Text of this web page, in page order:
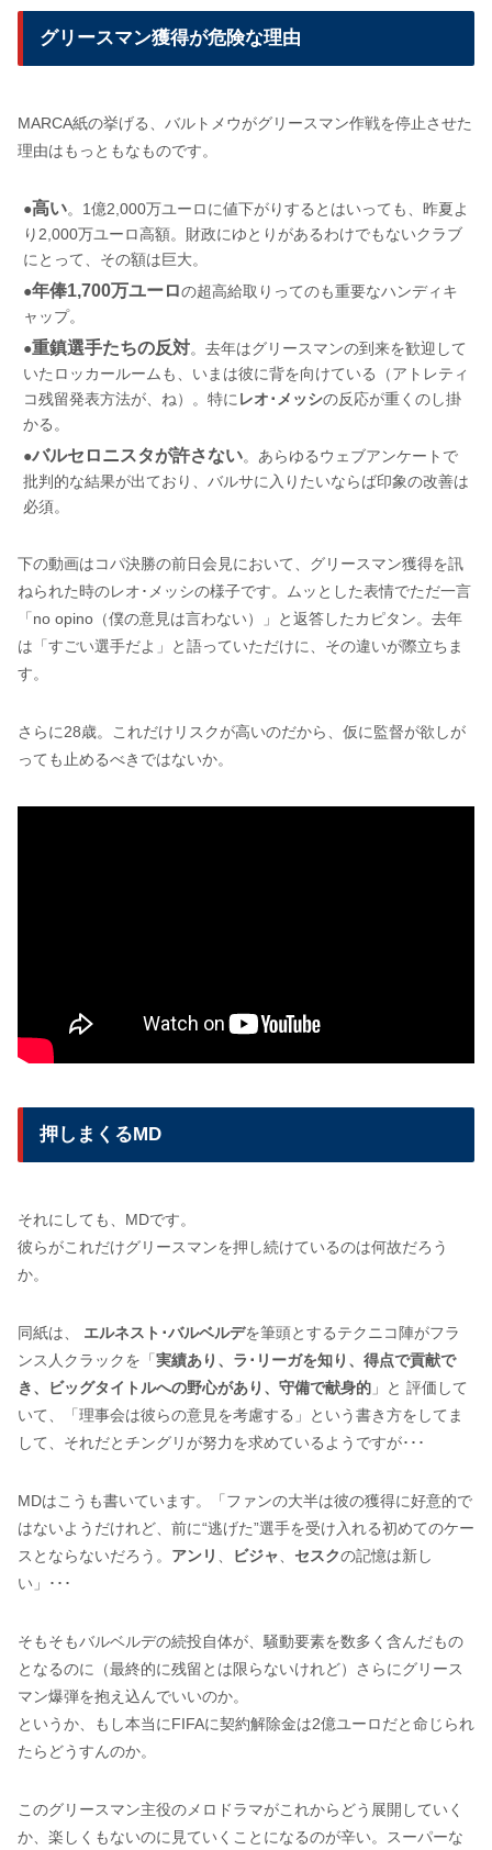
グリースマン獲得が危険な理由
MARCA紙の挙げる、バルトメウがグリースマン作戦を停止させた
理由はもっともなものです。
●高い。1億2,000万ユーロに値下がりするとはいっても、昨夏よ
り2,000万ユーロ高額。財政にゆとりがあるわけでもないクラブ
にとって、その額は巨大。
●年俸1,700万ユーロの超高給取りってのも重要なハンディキ
ャップ。
●重鎮選手たちの反対。去年はグリースマンの到来を歓迎して
いたロッカールームも、いまは彼に背を向けている（アトレティ
コ残留発表方法が、ね）。特にレオ･メッシの反応が重くのし掛
かる。
●バルセロニスタが許さない。あらゆるウェブアンケートで
批判的な結果が出ており、バルサに入りたいならば印象の改善は
必須。
下の動画はコパ決勝の前日会見において、グリースマン獲得を訊
ねられた時のレオ･メッシの様子です。ムッとした表情でただ一言
「no opino（僕の意見は言わない）」と返答したカピタン。去年
は「すごい選手だよ」と語っていただけに、その違いが際立ちま
す。
さらに28歳。これだけリスクが高いのだから、仮に監督が欲しが
っても止めるべきではないか。
押しまくるMD
それにしても、MDです。
彼らがこれだけグリースマンを押し続けているのは何故だろう
か。
同紙は、 エルネスト･バルベルデを筆頭とするテクニコ陣がフラ
ンス人クラックを「 実績あり、ラ･リーガを知り、得点で貢献で
き、ビッグタイトルへの野心があり、守備で献身的 」と 評価して
いて、「理事会は彼らの意見を考慮する」という書き方をしてま
して、それだとチングリが努力を求めているようですが･･･
MDはこうも書いています。「ファンの大半は彼の獲得に好意的で
はないようだけれど、前に“逃げた”選手を受け入れる初めてのケー
スとならないだろう。 アンリ 、 ビジャ、 セスクの記憶は新し
い」･･･
そもそもバルベルデの続投自体が、騒動要素を数多く含んだもの
となるのに（最終的に残留とは限らないけれど）さらにグリース
マン爆弾を抱え込んでいいのか。
というか、もし本当にFIFAに契約解除金は2億ユーロだと命じられ
たらどうすんのか。
このグリースマン主役のメロドラマがこれからどう展開していく
か、楽しくもないのに見ていくことになるのが辛い。スーパーな